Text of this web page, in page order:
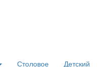
Столовое Детский